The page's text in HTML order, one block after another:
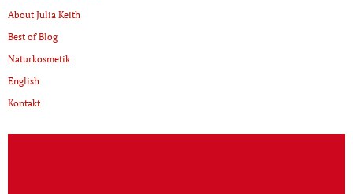
About Julia Keith
Best of Blog
Naturkosmetik
English
Kontakt